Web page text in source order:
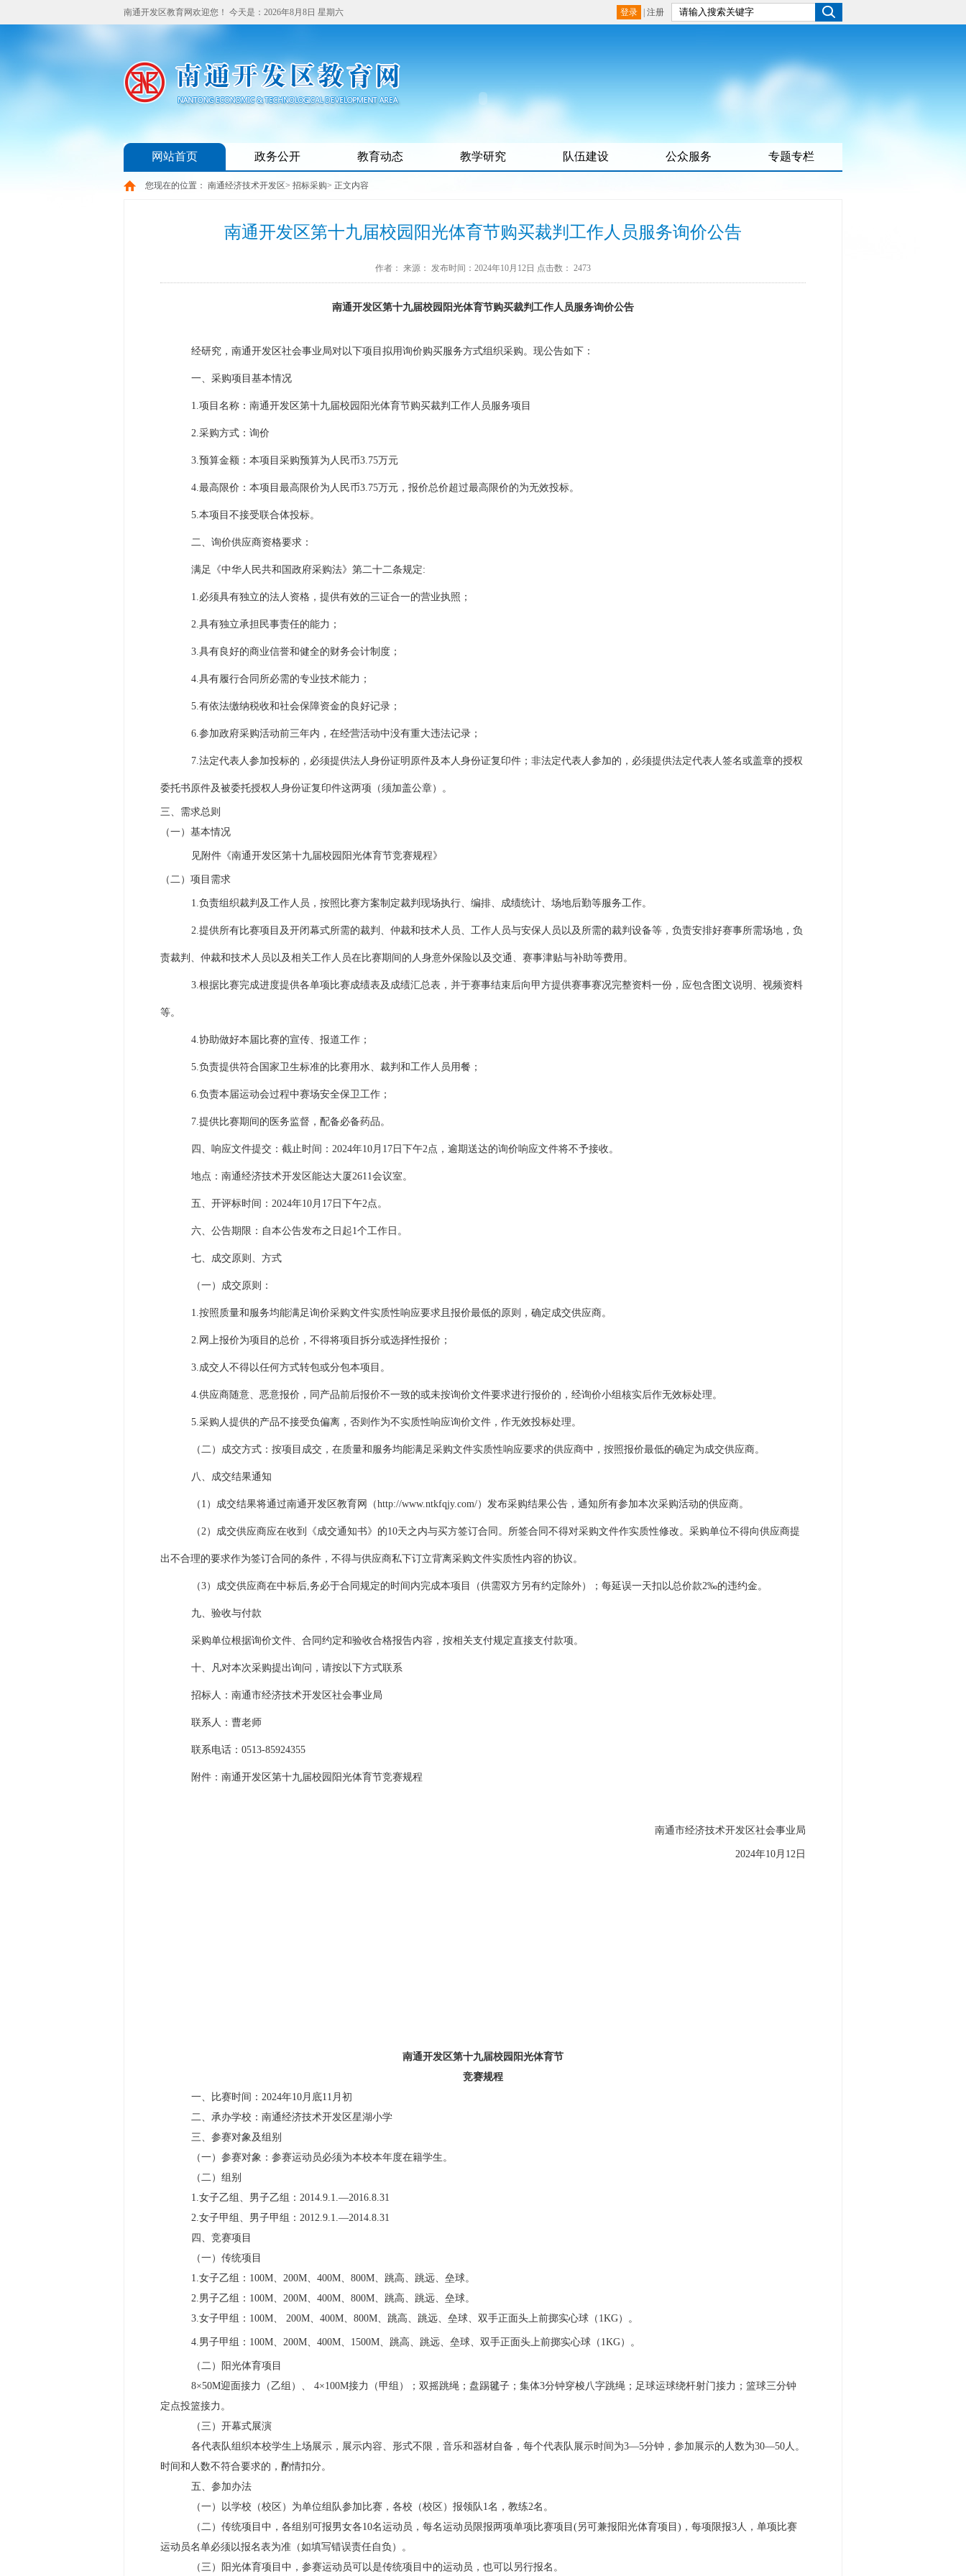
南通开发区教育网欢迎您！ 今天是： 2026年8月8日 星期六 登录 注册
网站首页 政务公开 教育动态 教学研究 队伍建设 公众服务 专题专栏
您现在的位置： 南通经济技术开发区> 招标采购> 正文内容
南通开发区第十九届校园阳光体育节购买裁判工作人员服务询价公告
作者： 来源： 发布时间：2024年10月12日 点击数： 2473
南通开发区第十九届校园阳光体育节购买裁判工作人员服务询价公告
经研究，南通开发区社会事业局对以下项目拟用询价购买服务方式组织采购。现公告如下：
一、采购项目基本情况
1.项目名称：南通开发区第十九届校园阳光体育节购买裁判工作人员服务项目
2.采购方式：询价
3.预算金额：本项目采购预算为人民币3.75万元
4.最高限价：本项目最高限价为人民币3.75万元，报价总价超过最高限价的为无效投标。
5.本项目不接受联合体投标。
二、询价供应商资格要求：
满足《中华人民共和国政府采购法》第二十二条规定:
1.必须具有独立的法人资格，提供有效的三证合一的营业执照；
2.具有独立承担民事责任的能力；
3.具有良好的商业信誉和健全的财务会计制度；
4.具有履行合同所必需的专业技术能力；
5.有依法缴纳税收和社会保障资金的良好记录；
6.参加政府采购活动前三年内，在经营活动中没有重大违法记录；
7.法定代表人参加投标的，必须提供法人身份证明原件及本人身份证复印件；非法定代表人参加的，必须提供法定代表人签名或盖章的授权
委托书原件及被委托授权人身份证复印件这两项（须加盖公章）。
三、需求总则
（一）基本情况
见附件《南通开发区第十九届校园阳光体育节竞赛规程》
（二）项目需求
1.负责组织裁判及工作人员，按照比赛方案制定裁判现场执行、编排、成绩统计、场地后勤等服务工作。
2.提供所有比赛项目及开闭幕式所需的裁判、仲裁和技术人员、工作人员与安保人员以及所需的裁判设备等，负责安排好赛事所需场地，负
责裁判、仲裁和技术人员以及相关工作人员在比赛期间的人身意外保险以及交通、赛事津贴与补助等费用。
3.根据比赛完成进度提供各单项比赛成绩表及成绩汇总表，并于赛事结束后向甲方提供赛事赛况完整资料一份，应包含图文说明、视频资料
等。
4.协助做好本届比赛的宣传、报道工作；
5.负责提供符合国家卫生标准的比赛用水、裁判和工作人员用餐；
6.负责本届运动会过程中赛场安全保卫工作；
7.提供比赛期间的医务监督，配备必备药品。
四、响应文件提交：截止时间：2024年10月17日下午2点，逾期送达的询价响应文件将不予接收。
地点：南通经济技术开发区能达大厦2611会议室。
五、开评标时间：2024年10月17日下午2点。
六、公告期限：自本公告发布之日起1个工作日。
七、成交原则、方式
（一）成交原则：
1.按照质量和服务均能满足询价采购文件实质性响应要求且报价最低的原则，确定成交供应商。
2.网上报价为项目的总价，不得将项目拆分或选择性报价；
3.成交人不得以任何方式转包或分包本项目。
4.供应商随意、恶意报价，同产品前后报价不一致的或未按询价文件要求进行报价的，经询价小组核实后作无效标处理。
5.采购人提供的产品不接受负偏离，否则作为不实质性响应询价文件，作无效投标处理。
（二）成交方式：按项目成交，在质量和服务均能满足采购文件实质性响应要求的供应商中，按照报价最低的确定为成交供应商。
八、成交结果通知
（1）成交结果将通过南通开发区教育网（http://www.ntkfqjy.com/）发布采购结果公告，通知所有参加本次采购活动的供应商。
（2）成交供应商应在收到《成交通知书》的10天之内与买方签订合同。所签合同不得对采购文件作实质性修改。采购单位不得向供应商提
出不合理的要求作为签订合同的条件，不得与供应商私下订立背离采购文件实质性内容的协议。
（3）成交供应商在中标后,务必于合同规定的时间内完成本项目（供需双方另有约定除外）；每延误一天扣以总价款2‰的违约金。
九、验收与付款
采购单位根据询价文件、合同约定和验收合格报告内容，按相关支付规定直接支付款项。
十、凡对本次采购提出询问，请按以下方式联系
招标人：南通市经济技术开发区社会事业局
联系人：曹老师
联系电话：0513-85924355
附件：南通开发区第十九届校园阳光体育节竞赛规程
南通市经济技术开发区社会事业局
2024年10月12日
南通开发区第十九届校园 阳光体育节
竞赛规程
一、比赛时间：2024年10月底11月初
二、承办学校：南通经济技术开发区星湖小学
三、参赛对象及组别
（一）参赛对象：参赛运动员必须为本校本年度在籍学生。
（二）组别
1.女子乙组、男子乙组：2014.9.1.—2016.8.31
2.女子甲组、男子甲组：2012.9.1.—2014.8.31
四、竞赛项目
（一）传统项目
1.女子乙组：100M、200M、400M、800M、跳高、跳远、垒球。
2.男子乙组：100M、200M、400M、800M、跳高、跳远、垒球。
3.女子甲组：100M、 200M、400M、800M、跳高、跳远、垒球、双手正面头上前掷实心球（1KG）。
4.男子甲组：100M、200M、400M、1500M、跳高、跳远、垒球、双手正面头上前掷实心球（1KG）。
（二）阳光体育项目
8×50M迎面接力（乙组）、 4×100M接力（甲组）；双摇跳绳；盘踢毽子；集体3分钟穿梭八字跳绳；足球运球绕杆射门接力；篮球三分钟
定点投篮接力。
（三）开幕式展演
各代表队组织本校学生上场展示，展示内容、形式不限，音乐和器材自备，每个代表队展示时间为3—5分钟，参加展示的人数为30—50人。
时间和人数不符合要求的，酌情扣分。
五、参加办法
（一）以学校（校区）为单位组队参加比赛，各校（校区）报领队1名，教练2名。
（二）传统项目中，各组别可报男女各10名运动员，每名运动员限报两项单项比赛项目(另可兼报阳光体育项目)，每项限报3人，单项比赛
运动员名单必须以报名表为准（如填写错误责任自负）。
（三）阳光体育项目中，参赛运动员可以是传统项目中的运动员，也可以另行报名。